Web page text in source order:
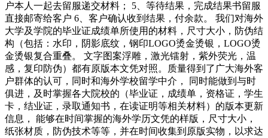
户本人一起去留服递交材料； 5、等待结果，完成结果书留服
直接邮寄给客户 6、客户确认收到结果，付余款。 我们对海外
大学及学院的毕业证成绩单所使用的材料，尺寸大小，防伪结
构（包括：水印，阴影底纹，钢印LOGO烫金烫银，LOGO烫
金烫银复合重叠。 文字图案浮雕，激光镭射，紫外荧光，温
感，复印防伪）都有原版本文凭对照。质量得到了广大海外客
户群体的认可，同时和海外学校留学中介， 同时能做到与时
俱进，及时掌握各大院校的（毕业证，成绩单，资格证，学生
卡，结业证，录取通知书，在读证明等相关材料）的版本更新
信息， 能够在时间掌握的海外学历文凭的样版，尺寸大小，
纸张材质，防伪技术等等，并在时间收集到原版实物，以求达